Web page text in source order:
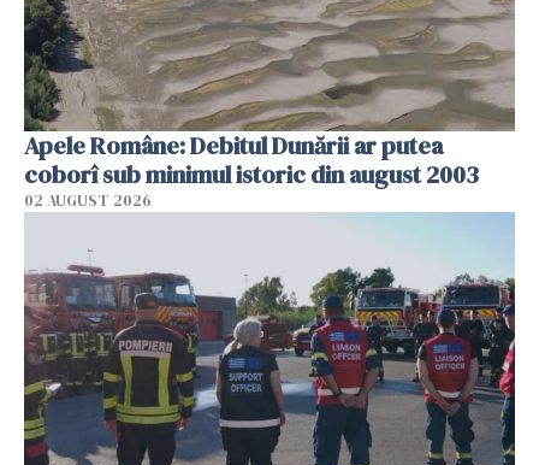
Apele Române: Debitul Dunării ar putea
coborî sub minimul istoric din august 2003
02 AUGUST 2026